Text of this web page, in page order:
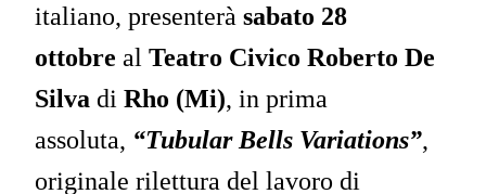
italiano, presenterà sabato 28
ottobre al Teatro Civico Roberto De
Silva di Rho (Mi), in prima
assoluta, “Tubular Bells Variations”,
originale rilettura del lavoro di